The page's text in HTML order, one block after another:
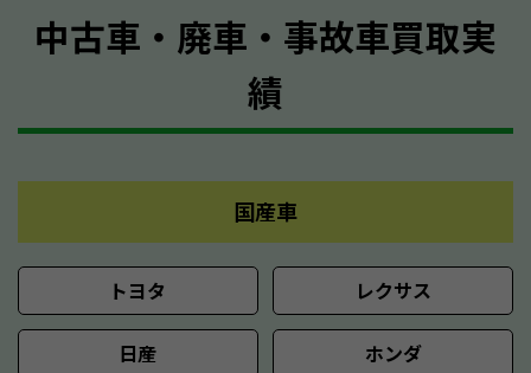
中古車・廃車・事故車買取実
績
国産車
トヨタ レクサス
日産 ホンダ